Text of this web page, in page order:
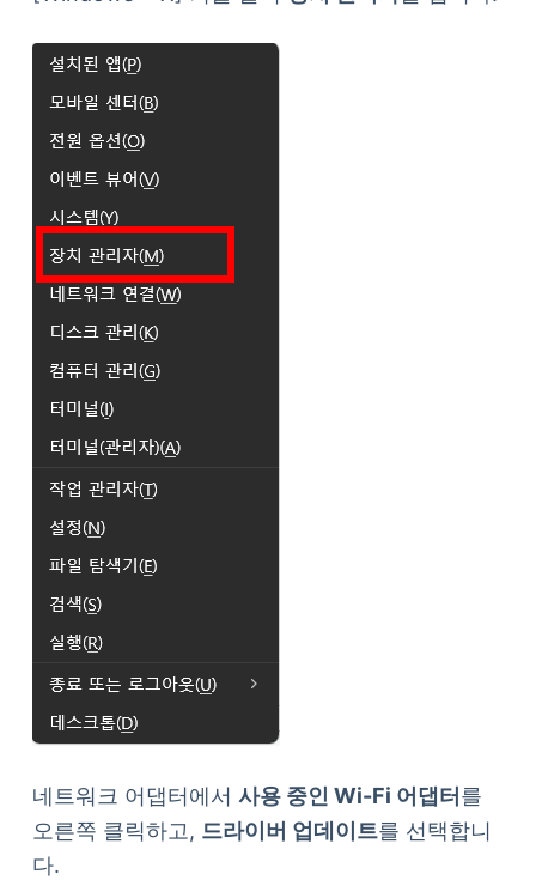
네트워크 어댑터에서 사용 중인 Wi-Fi 어댑터 를
오른쪽 클릭하고, 드라이버 업데이트를 선택합니
다.